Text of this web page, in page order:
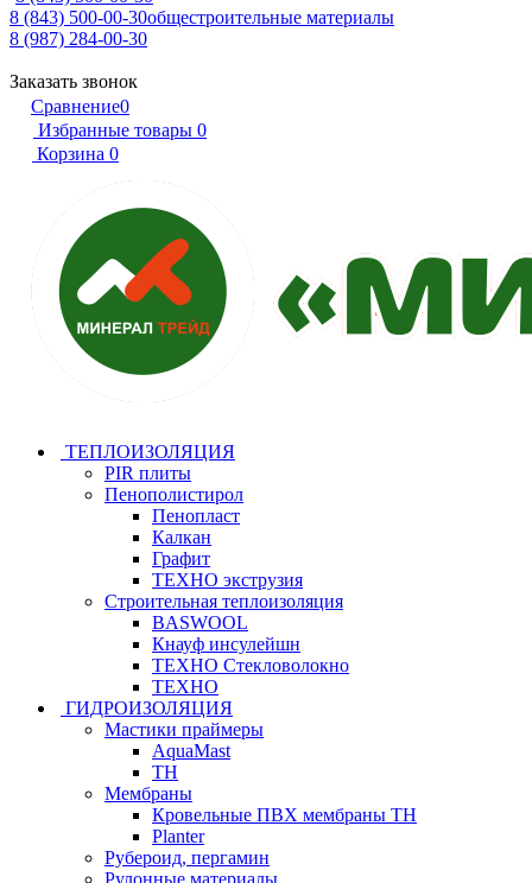
8 (843) 500-00-30общестроительные материалы
8 (987) 284-00-30
Заказать звонок
Сравнение0
Избранные товары 0
Корзина 0
ТЕПЛОИЗОЛЯЦИЯ
PIR плиты
Пенополистирол
Пенопласт
Калкан
Графит
ТЕХНО экструзия
Строительная теплоизоляция
BASWOOL
Кнауф инсулейшн
ТЕХНО Стекловолокно
ТЕХНО
ГИДРОИЗОЛЯЦИЯ
Мастики праймеры
AquaMast
ТН
Мембраны
Кровельные ПВХ мембраны ТН
Planter
Рубероид, пергамин
Рулонные материалы